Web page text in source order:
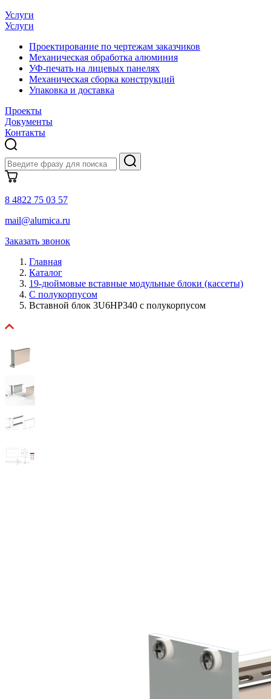
Услуги
Услуги
Проектирование по чертежам заказчиков
Механическая обработка алюминия
УФ-печать на лицевых панелях
Механическая сборка конструкций
Упаковка и доставка
Проекты
Документы
Контакты
8 4822 75 03 57
mail@alumica.ru
Заказать звонок
Главная
Каталог
19-дюймовые вставные модульные блоки (кассеты)
С полукорпусом
Вставной блок 3U6HP340 с полукорпусом